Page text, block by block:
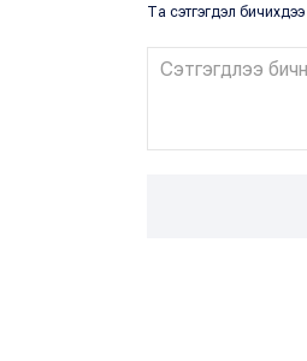
Та сэтгэгдэл бичихдээ